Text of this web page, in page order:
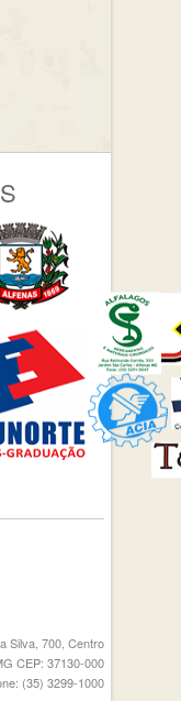
Silva, 700, Centro
CEP: 37130-000
(35) 3299-1000